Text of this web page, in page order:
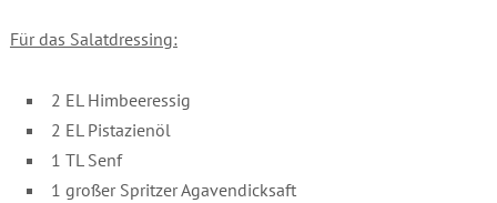
Für das Salatdressing:
2 EL Himbeeressig
2 EL Pistazienöl
1 TL Senf
1 großer Spritzer Agavendicksaft